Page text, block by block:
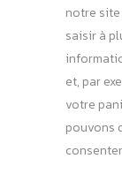
notre site
saisir à
et, par
votre
pouvons